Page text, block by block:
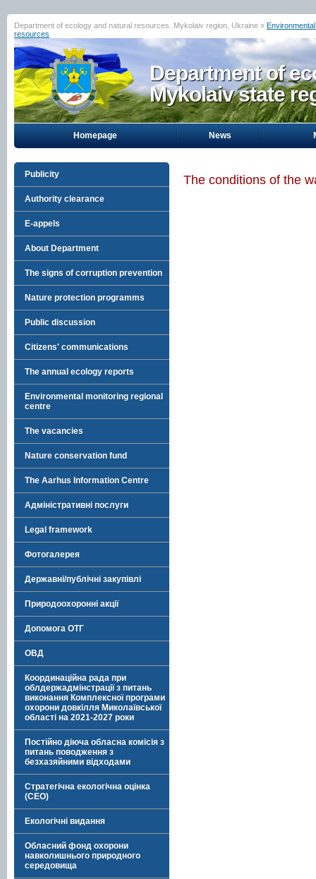
Department of ecology and natural resources. Mykolaiv region, Ukraine »
resources
Department of
Mykolaiv state
Homepage News
Publicity
Authority clearance
E-appels
About Department
The signs of corruption prevention
Nature protection programms
Public discussion
Citizens' communications
The annual ecology reports
Environmental monitoring regional
centre
The vacancies
Nature conservation fund
The Aarhus Information Centre
Адміністративні послуги
Legal framework
Фотогалерея
Державні/публічні закупівлі
Природоохоронні акції
Допомога ОТГ
ОВД
Координаційна рада при
облдержадмінстрації з питань
виконання Комплексної програми
охорони довкілля Миколаївської
області на 2021-2027 роки
Постійно діюча обласна комісія з
питань поводження з
безхазяйними відходами
Стратегічна екологічна оцінка
(СЕО)
Екологічні видання
Обласний фонд охорони
навколишнього природного
середовища
The conditions of the